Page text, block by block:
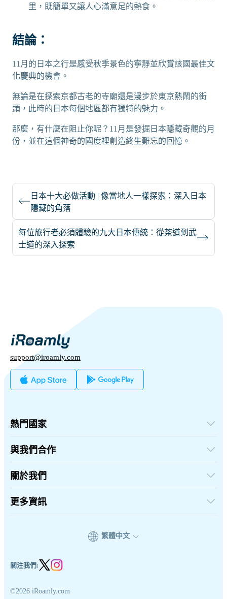
里，既簡單又讓人心滿意足的熱食。
結論：
11月的日本之行是感受秋季景色的寧靜並欣賞該國最佳文
化慶典的機會。
無論是在探索京都古老的寺廟還是漫步於東京熱鬧的街
頭，此時的日本每個地區都有獨特的魅力。
那麼，有什麼在阻止你呢？11月是發掘日本隱藏奇觀的月
份，並在這個神奇的國度裡創造終生難忘的回憶。
日本十大必做活動 | 像當地人一樣探索：深入日本
隱藏的角落
每位旅行者必須體驗的九大日本傳統：從茶道到武
士道的深入探索
support@iroamly.com
熱門國家
美國
英國
土耳其
泰國
日本
義大利
印度
西班牙
與我們合作
批發平台
推薦及賺取
聯盟計劃
關於我們
關於iRoamly
聯絡我們
更多資訊
支援中心
eSIM 知識
©2026 iRoamly.com
繁體中文
關注我們: